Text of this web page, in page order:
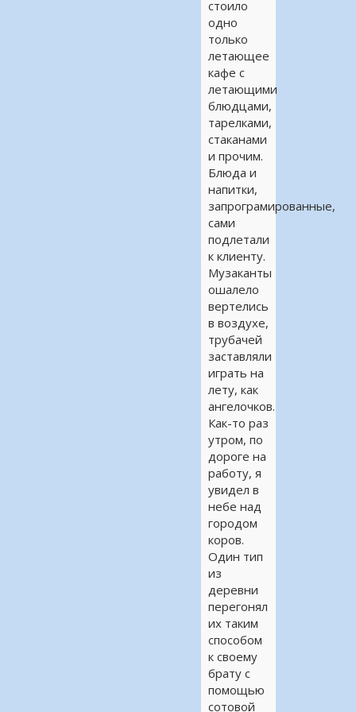
стоило
одно
только
летающее
кафе с
летающими
блюдцами,
тарелками,
стаканами
и прочим.
Блюда и
напитки,
запрограмированные,
сами
подлетали
к клиенту.
Музаканты
ошалело
вертелись
в воздухе,
трубачей
заставляли
играть на
лету, как
ангелочков.
Как-то раз
утром, по
дороге на
работу, я
увидел в
небе над
городом
коров.
Один тип
из
деревни
перегонял
их таким
способом
к своему
брату с
помощью
сотовой